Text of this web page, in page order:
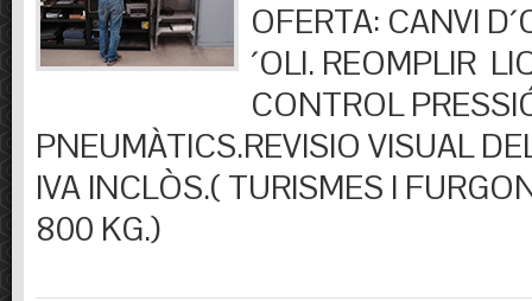
OFERTA: CANVI
´OLI. REOMPLIR
CONTROL
PNEUMÀTICS.REVISIO VISUAL
IVA INCLÒS.( TURISMES I
800 KG.)